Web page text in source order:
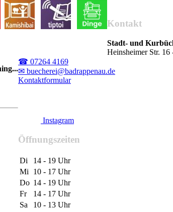
Kontakt
Stadt- und
Heinsheimer Str. 16
☎ 07264 4169
✉ buecherei@badrappenau.de
Kontaktformular
Instagram
Öffnungszeiten
Di
14 - 19 Uhr
Mi
10 - 17 Uhr
Do 14 - 19 Uhr
Fr
14 - 17 Uhr
Sa
10 - 13 Uhr